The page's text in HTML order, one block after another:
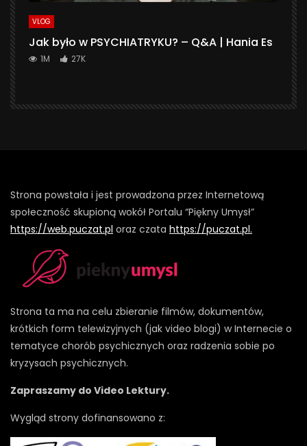
VLOG
Jak było w PSYCHIATRYKU? – Q&A | Hania Es
1M 27K
Strona powstała i jest prowadzona przez Internetową
społeczność skupioną wokół Portalu “Piękny Umysł”
https://web.puczat.pl oraz czata https://puczat.pl.
Strona ta ma na celu zbieranie filmów, dokumentów,
krótkich form telewizyjnych (jak video blogi) w Internecie o
tematyce chorób psychicznych oraz radzenia sobie po
kryzysach psychicznych.
Zapraszamy do Video Lektury.
Wygląd strony dofinansowano z: